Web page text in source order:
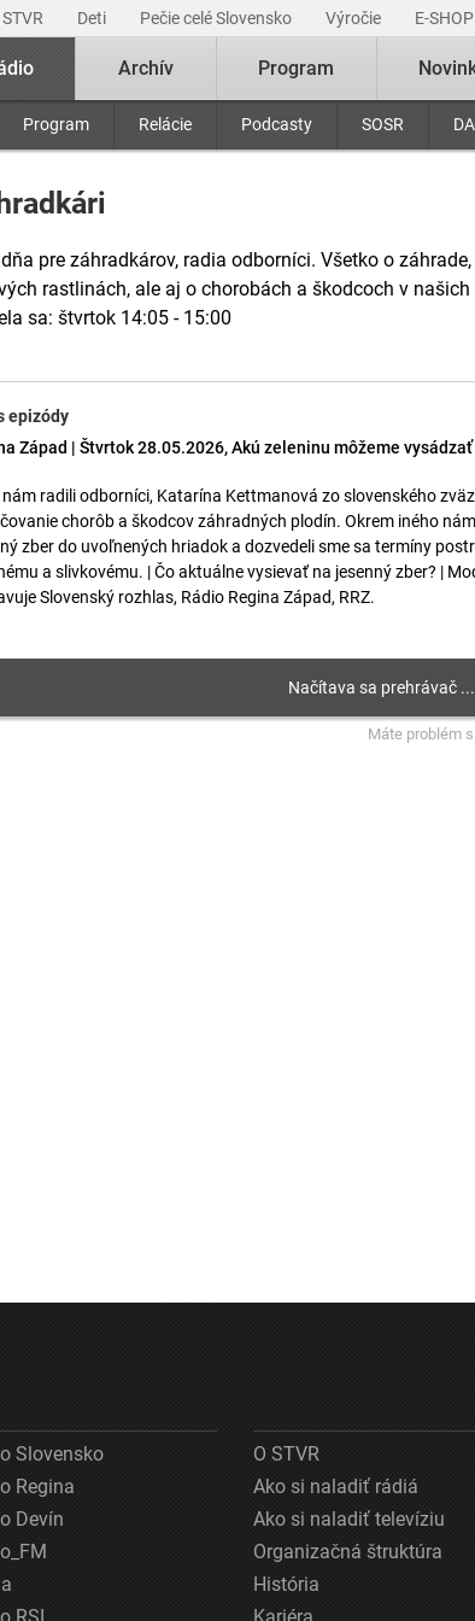
Deti Pečie celé Slovensko Výročie E-SHOP
Program Relácie Podcasty SOSR
Archív Program
pre záhradkárov, radia odborníci. Všetko o
rastlinách, ale aj o chorobách a škodcoch v
sa: štvrtok 14:05 - 15:00
epizódy
Západ | Štvrtok 28.05.2026, Akú zeleninu môžeme
nám radili odborníci, Katarína Kettmanová zo slovenského
chorôb a škodcov záhradných plodín. Okrem iného
zber do uvoľnených hriadok a dozvedeli sme sa termíny
a slivkovému. | Čo aktuálne vysievať na jesenný zber? |
Slovenský rozhlas, Rádio Regina Západ, RRZ.
Máte problém
Slovensko
Regina
Devín
O STVR
Ako si naladiť rádiá
Ako si naladiť televíziu
Organizačná štruktúra
História